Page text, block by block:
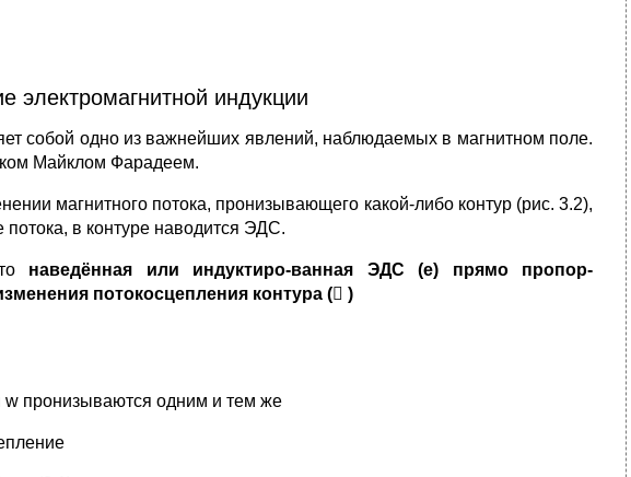
электромагнитной индукции
собой одно из важнейших явлений, наблюдаемых в магнитном поле.
Майклом Фарадеем.
магнитного потока, пронизывающего какой-либо контур (рис. 3.2),
в контуре наводится ЭДС.
наведённая или индуктиро-ванная ЭДС (е) прямо пропор-
потокосцепления контура ( )
w пронизываются одним и тем же